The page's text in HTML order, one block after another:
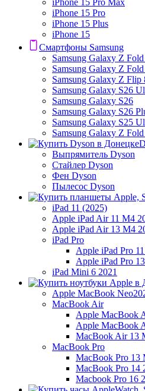
iPhone 15 Pro
iPhone 15 Plus
iPhone 15
Смартфоны Samsung
Samsung Galaxy Z
Samsung Galaxy Z
Samsung Galaxy Z Flip
Samsung Galaxy S26
Samsung Galaxy S26
Samsung Galaxy S26
Samsung Galaxy S25
Samsung Galaxy Z
Выпрямитель Dyson
Стайлер Dyson
Фен Dyson
Пылесос Dyson
iPad 11 (2025)
Apple iPad Air 11 M4
Apple iPad Air 13 M4
iPad Pro
Apple iPad Pro
Apple iPad Pro
iPad Mini 6 2021
Apple MacBook Neo
MacBook Air
Apple MacBook
Apple MacBook
MacBook Air 13
MacBook Pro
MacBook Pro 13
MacBook Pro 14
Macbook Pro 16